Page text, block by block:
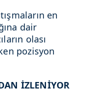
en
dair
olası
pozisyon
İZLENİYOR